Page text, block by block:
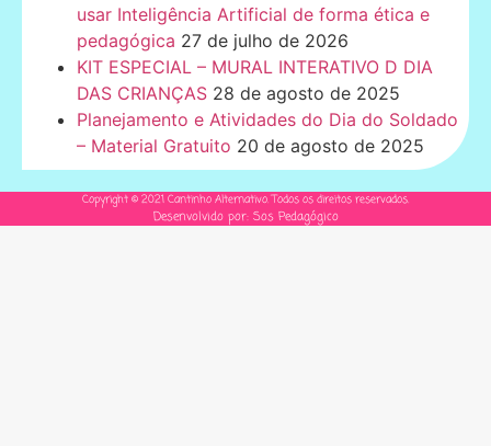
usar Inteligência Artificial de forma ética e
pedagógica 27 de julho de 2026
KIT ESPECIAL – MURAL INTERATIVO D DIA
DAS CRIANÇAS 28 de agosto de 2025
Planejamento e Atividades do Dia do Soldado
– Material Gratuito 20 de agosto de 2025
Copyright © 2021 Cantinho Alternativo. Todos os direitos reservados.
Desenvolvido por: Sos Pedagógico